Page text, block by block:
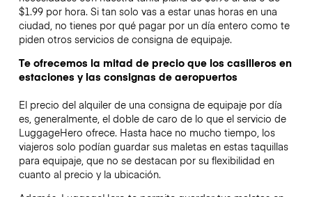
$1.99 por hora. Si tan solo vas a estar unas horas en una
ciudad, no tienes por qué pagar por un día entero como te
piden otros servicios de consigna de equipaje.
Te ofrecemos la mitad de precio que los casilleros en
estaciones y las consignas de aeropuertos
El precio del alquiler de una consigna de equipaje por día
es, generalmente, el doble de caro de lo que el servicio de
LuggageHero ofrece. Hasta hace no mucho tiempo, los
viajeros solo podían guardar sus maletas en estas taquillas
para equipaje, que no se destacan por su flexibilidad en
cuanto al precio y la ubicación.